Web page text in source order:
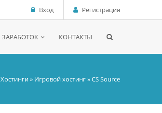
Вход Регистрация
ЗАРАБОТОК КОНТАКТЫ
Хостинги» Игровой хостинг» CS Source